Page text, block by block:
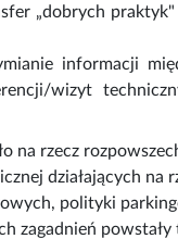
„dobrych
informacji
wizyt
na rzecz
działających na
polityki
zagadnień